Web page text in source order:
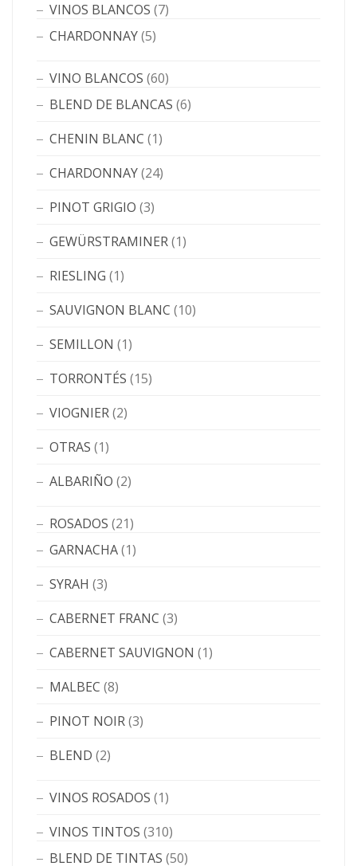
VINOS BLANCOS (7)
CHARDONNAY(5)
VINO BLANCOS (60)
BLEND DE BLANCAS (6)
CHENIN BLANC (1)
CHARDONNAY(24)
PINOT GRIGIO (3)
GEWÜRSTRAMINER(1)
RIESLING (1)
SAUVIGNON BLANC (10)
SEMILLON (1)
TORRONTÉS (15)
VIOGNIER(2)
OTRAS (1)
ALBARIÑO (2)
ROSADOS (21)
GARNACHA(1)
SYRAH (3)
CABERNET FRANC (3)
CABERNET SAUVIGNON (1)
MALBEC (8)
PINOT NOIR(3)
BLEND (2)
VINOS ROSADOS (1)
VINOS TINTOS (310)
BLEND DE TINTAS (50)